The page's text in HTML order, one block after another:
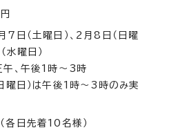
（土曜日）、2月8日（日曜
水曜日）
、午後1時〜3時
曜日）は午後1時〜3時のみ実
各日先着10名様）